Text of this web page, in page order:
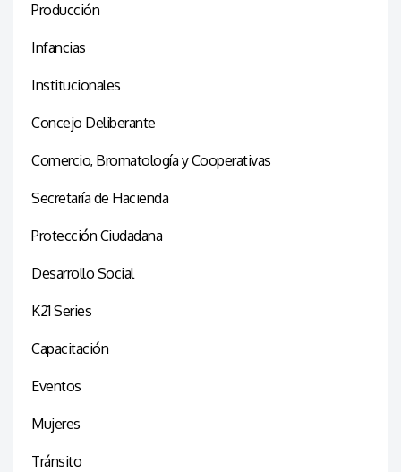
Producción
Infancias
Institucionales
Concejo Deliberante
Comercio, Bromatología y Cooperativas
Secretaría de Hacienda
Protección Ciudadana
Desarrollo Social
K21 Series
Capacitación
Eventos
Mujeres
Tránsito